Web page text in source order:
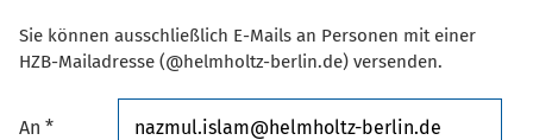
Sie können ausschließlich E-Mails an Personen mit einer
HZB-Mailadresse (@helmholtz-berlin.de) versenden.
An *